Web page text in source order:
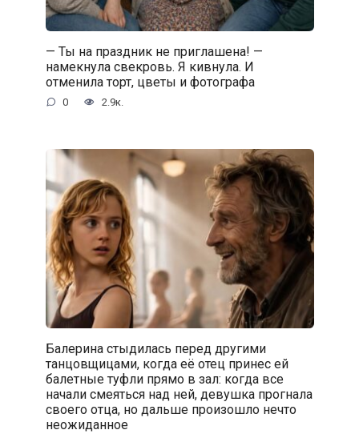
— Ты на праздник не приглашена! —
намекнула свекровь. Я кивнула. И
отменила торт, цветы и фотографа
0 2.9к.
Балерина стыдилась перед другими
танцовщицами, когда её отец принес ей
балетные туфли прямо в зал: когда все
начали смеяться над ней, девушка прогнала
своего отца, но дальше произошло нечто
неожиданное